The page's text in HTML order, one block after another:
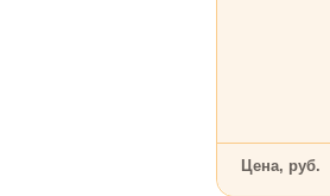
Цена, руб.